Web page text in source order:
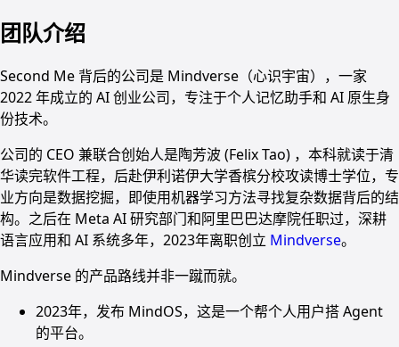
团队介绍
Second Me 背后的公司是 Mindverse（心识宇宙），一家
2022 年成立的 AI 创业公司，专注于个人记忆助手和 AI 原生身
份技术。
公司的 CEO 兼联合创始人是陶芳波 (Felix Tao) ，本科就读于清
华读完软件工程，后赴伊利诺伊大学香槟分校攻读博士学位，专
业方向是数据挖掘，即使用机器学习方法寻找复杂数据背后的结
构。之后在 Meta AI 研究部门和阿里巴巴达摩院任职过，深耕
语言应用和 AI 系统多年，2023年离职创立 Mindverse。
Mindverse 的产品路线并非一蹴而就。
2023年，发布 MindOS，这是一个帮个人用户搭 Agent
的平台。